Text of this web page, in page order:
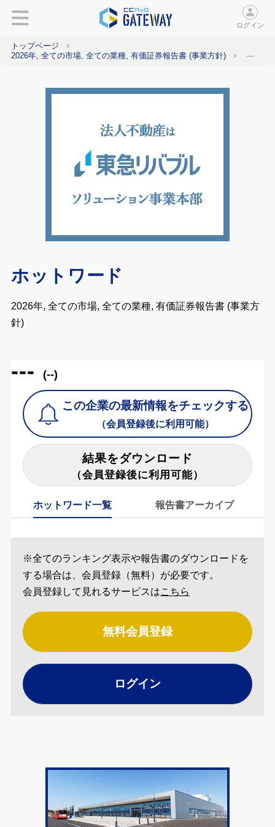
ログイン
トップページ
2026年, 全ての市場, 全ての業種, 有価証券報告書 (事業方針)
---
ホットワード
2026年, 全ての市場, 全ての業種, 有価証券報告書 (事業方
針)
--- (--)
この企業の最新情報をチェックする
（会員登録後に利用可能）
結果をダウンロード
（会員登録後に利用可能）
ホットワード一覧 報告書アーカイブ
※全てのランキング表示や報告書のダウンロードを
する場合は、会員登録（無料）が必要です。
会員登録して見れるサービスはこちら
無料会員登録
ログイン